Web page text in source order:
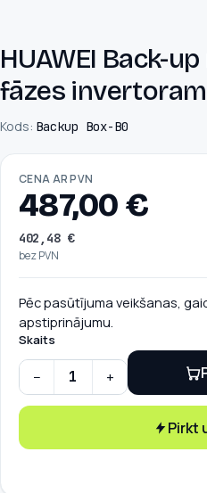
HUAWEI Back-
fāzes invertoram
Kods: Backup Box-B0
CENA AR PVN
487,00 €
402,48 €
bez PVN
Pēc pasūtījuma veikšanas,
apstiprinājumu.
Skaits
HUAWEI Back-up modulis
− +
Pirkt